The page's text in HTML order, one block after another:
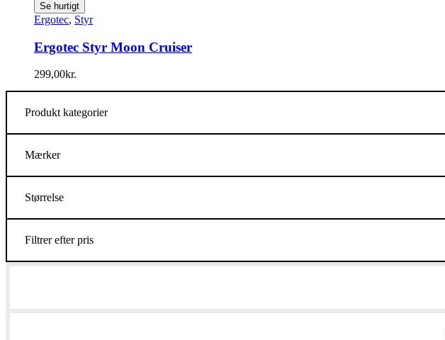
Se hurtigt
Ergotec, Styr
Ergotec Styr Moon Cruiser
299,00kr.
Produkt kategorier
Mærker
Størrelse
Filtrer efter pris